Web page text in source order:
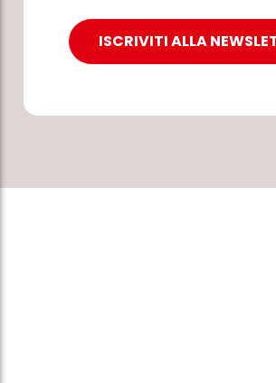
ISCRIVITI ALLA